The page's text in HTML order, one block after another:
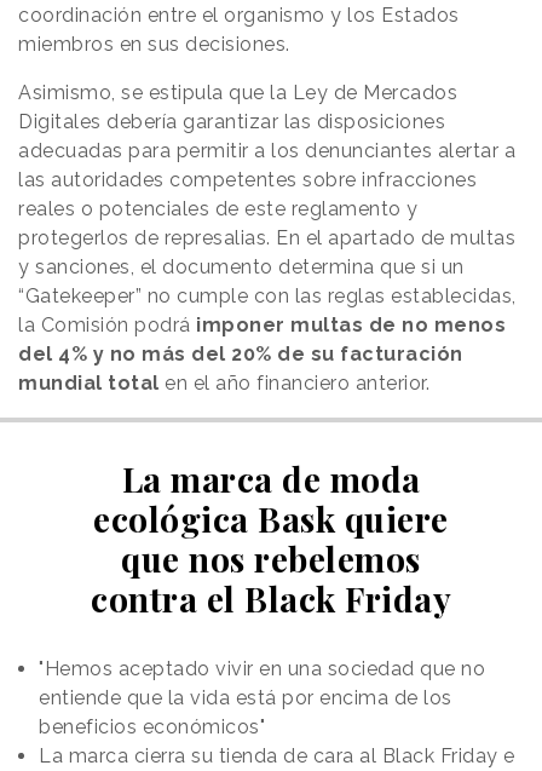
coordinación entre el organismo y los Estados
miembros en sus decisiones.
Asimismo, se estipula que la Ley de Mercados
Digitales debería garantizar las disposiciones
adecuadas para permitir a los denunciantes alertar a
las autoridades competentes sobre infracciones
reales o potenciales de este reglamento y
protegerlos de represalias. En el apartado de multas
y sanciones, el documento determina que si un
“Gatekeeper” no cumple con las reglas establecidas,
la Comisión podrá imponer multas de no menos
del 4% y no más del 20% de su facturación
mundial total en el año financiero anterior.
La marca de moda
ecológica Bask quiere
que nos rebelemos
contra el Black Friday
"Hemos aceptado vivir en una sociedad que no
entiende que la vida está por encima de los
beneficios económicos"
La marca cierra su tienda de cara al Black Friday e